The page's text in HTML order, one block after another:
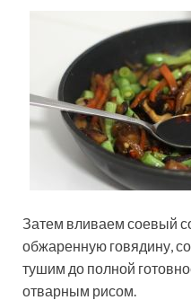
Затем вливаем соевый
обжаренную говядину,
тушим до полной
отварным рисом.